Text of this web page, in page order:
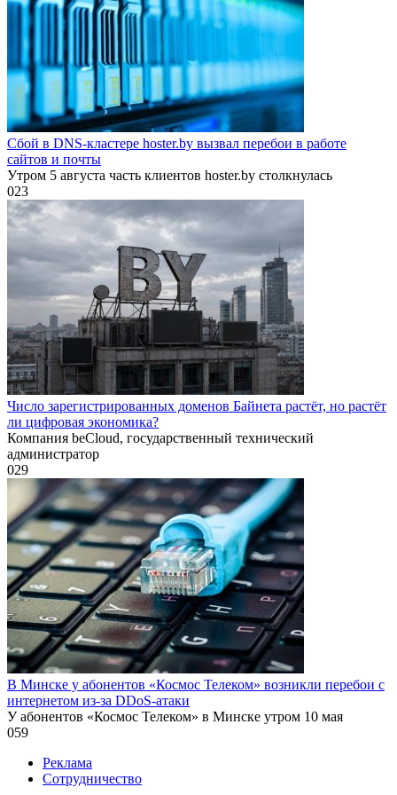
Сбой в DNS-кластере hoster.by вызвал перебои в работе
сайтов и почты
Утром 5 августа часть клиентов hoster.by столкнулась
023
Число зарегистрированных доменов Байнета растёт, но растёт
ли цифровая экономика?
Компания beCloud, государственный технический
администратор
029
В Минске у абонентов «Космос Телеком» возникли перебои с
интернетом из-за DDoS-атаки
У абонентов «Космос Телеком» в Минске утром 10 мая
059
Реклама
Сотрудничество